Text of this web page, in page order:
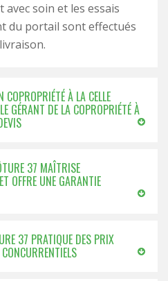
soin et les essais
du portail sont effectués
À LA CELLE
GÉRANT DE LA COPROPRIÉTÉ À
37 MAÎTRISE
OFFRE UNE GARANTIE
37 PRATIQUE DES PRIX